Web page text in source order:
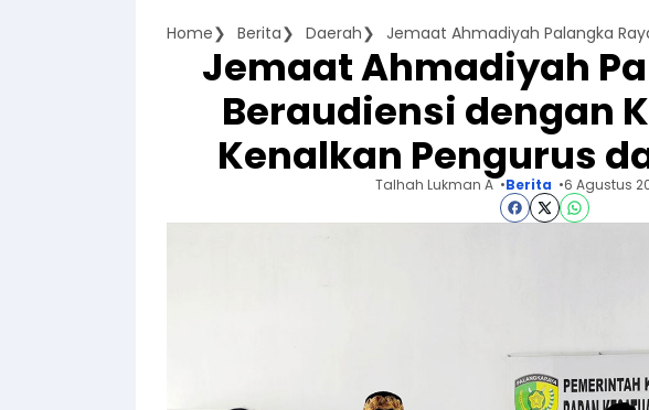
Home Berita Daerah
Jemaat Ahmadiyah
Beraudiensi dengan
Kenalkan Pengurus
Talhah Lukman A Berita 6 Agustus